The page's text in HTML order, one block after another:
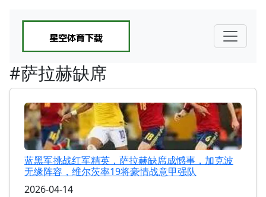
#萨拉赫缺席
蓝黑军挑战红军精英，萨拉赫缺席成憾事，加克波
无缘阵容，维尔茨率19将豪情战意甲强队
2026-04-14